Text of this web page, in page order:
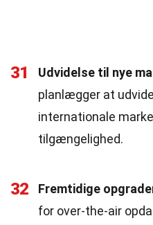
31 Udvidelse til nye
planlægger at
internationale
tilgængelighed.
32 Fremtidige
for over-the-air